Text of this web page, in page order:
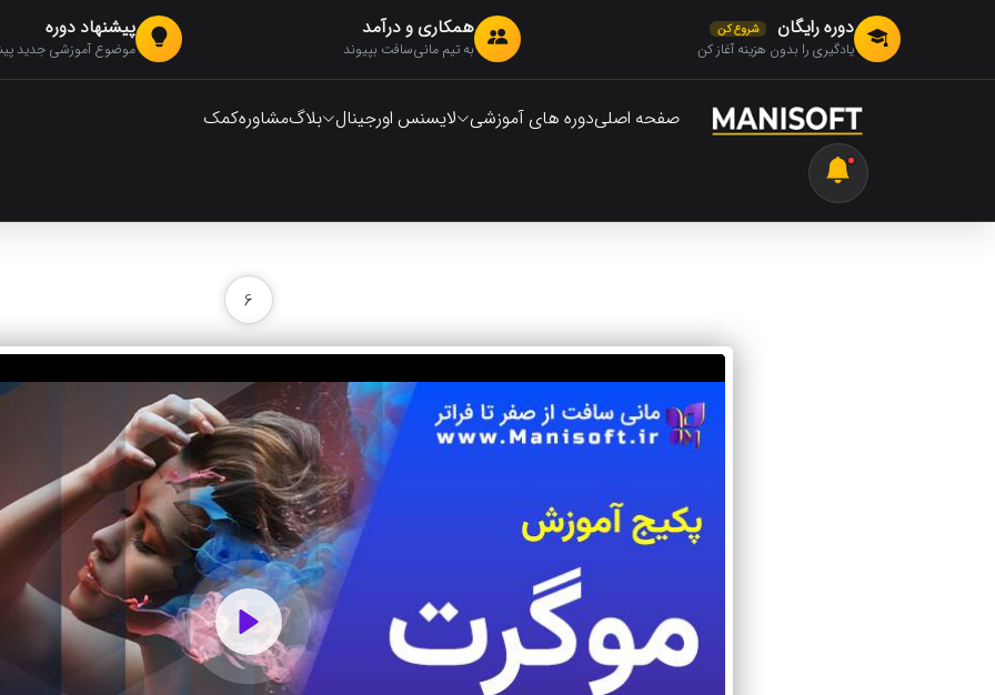
دوره رایگان شروع کن
یادگیری را بدون هزینه آغاز کن
همکاری و درآمد
به تیم مانی‌سافت بپیوند
پیشنهاد دوره
موضوع آموزشی جدید
صفحه اصلیدوره های آموزشی لایسنس اورجینال بلاگمشاورهکمک
6
Play